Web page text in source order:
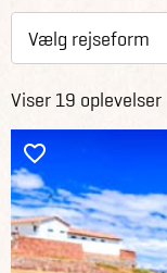
Viser 19 oplevelser